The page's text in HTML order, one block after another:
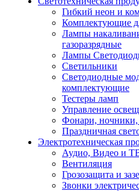
Гибкий неон и
Комплектующие
Лампы
газоразрядные
Лампы
Светильники
Светодиодные
комплектующие
Тестеры ламп
Управление
Фонари, ночники,
Праздничная
Электротехническая
Аудио, Видео и
Вентиляция
Грозозащита и
Звонки